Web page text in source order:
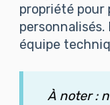
propriété
personnalisés.
équipe
À noter :